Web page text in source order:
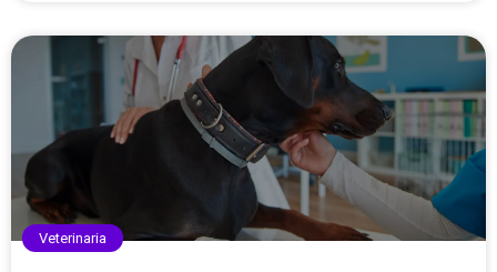
Veterinaria